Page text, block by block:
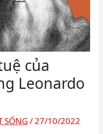
của
Leonardo
SỐNG/27/10/2022